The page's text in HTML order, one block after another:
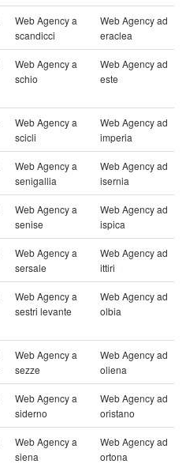
Web Agency a
scandicci
Web Agency ad
eraclea
Web Agency a
schio
Web Agency ad
este
Web Agency a
scicli
Web Agency ad
imperia
Web Agency a
senigallia
Web Agency ad
isernia
Web Agency a
senise
Web Agency ad
ispica
Web Agency a
sersale
Web Agency ad
ittiri
Web Agency a
sestri levante
Web Agency ad
olbia
Web Agency a
sezze
Web Agency ad
oliena
Web Agency a
siderno
Web Agency ad
oristano
Web Agency a
siena
Web Agency ad
ortona